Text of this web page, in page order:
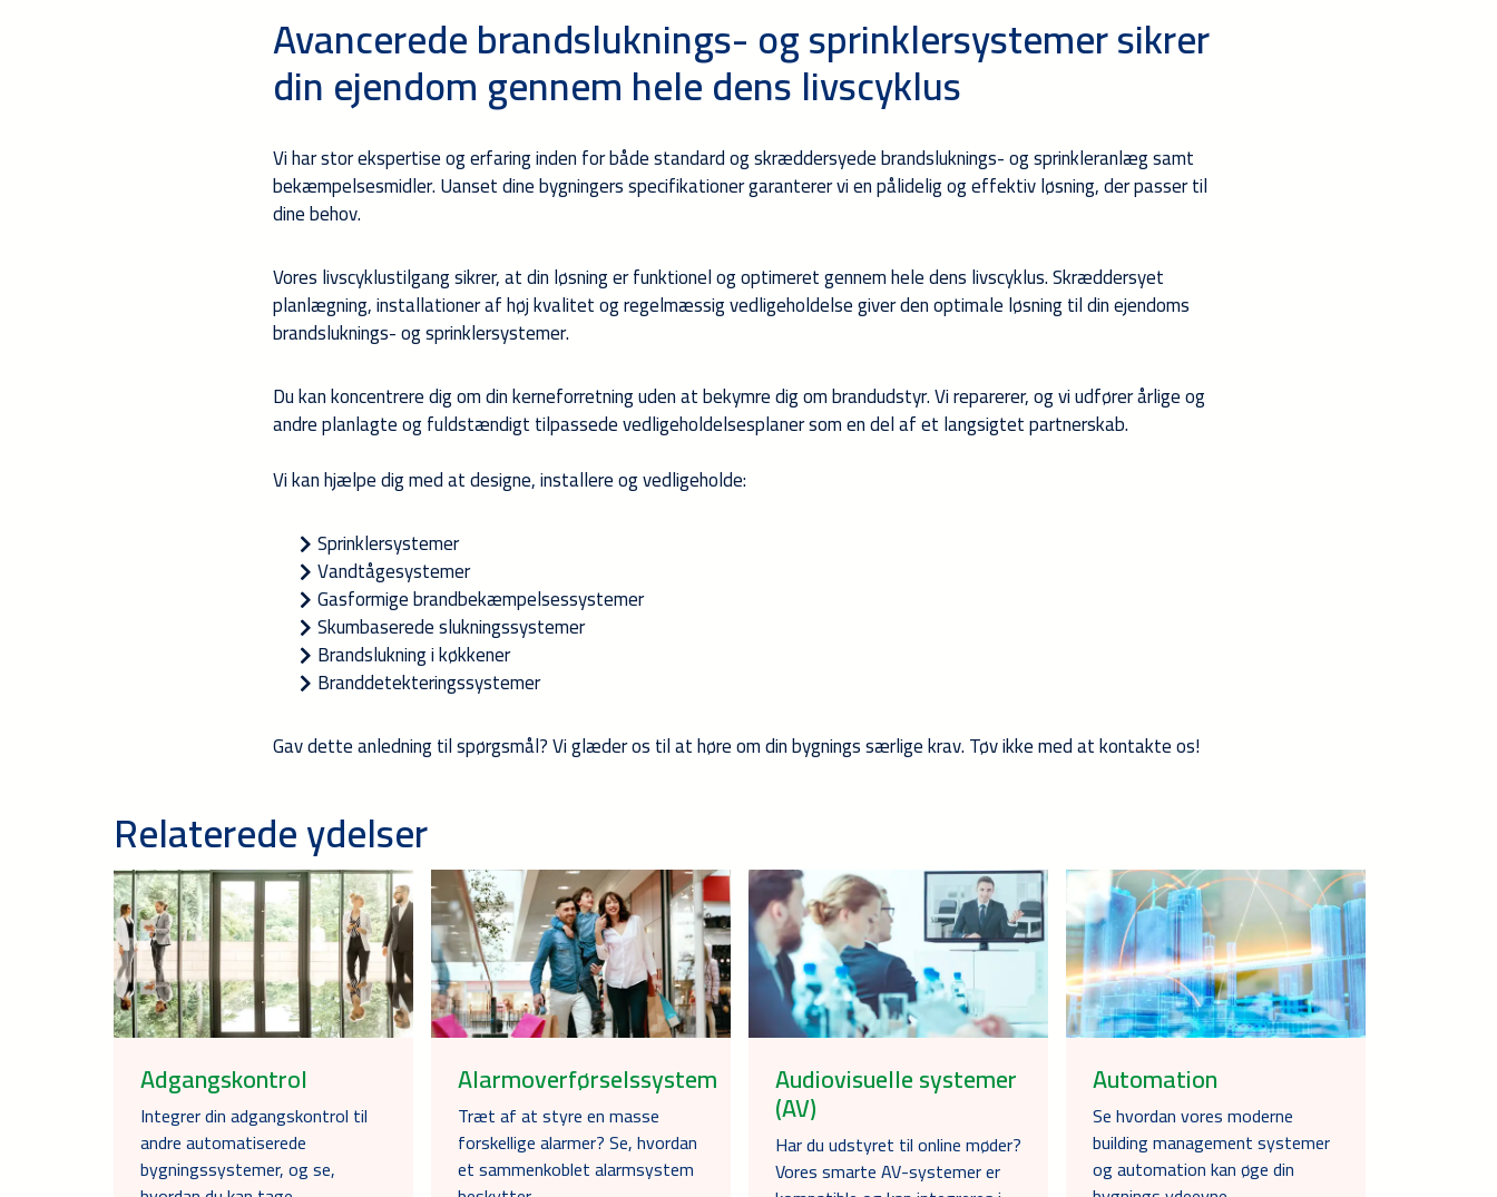
Avancerede brandsluknings- og sprinklersystemer sikrer
din ejendom gennem hele dens livscyklus
Vi har stor ekspertise og erfaring inden for både standard og skræddersyede brandsluknings- og sprinkleranlæg samt
bekæmpelsesmidler. Uanset dine bygningers specifikationer garanterer vi en pålidelig og effektiv løsning, der passer til
dine behov.
Vores livscyklustilgang sikrer, at din løsning er funktionel og optimeret gennem hele dens livscyklus. Skræddersyet
planlægning, installationer af høj kvalitet og regelmæssig vedligeholdelse giver den optimale løsning til din ejendoms
brandsluknings- og sprinklersystemer.
Du kan koncentrere dig om din kerneforretning uden at bekymre dig om brandudstyr. Vi reparerer, og vi udfører årlige og
andre planlagte og fuldstændigt tilpassede vedligeholdelsesplaner som en del af et langsigtet partnerskab.
Vi kan hjælpe dig med at designe, installere og vedligeholde:
Sprinklersystemer
Vandtågesystemer
Gasformige brandbekæmpelsessystemer
Skumbaserede slukningssystemer
Brandslukning i køkkener
Branddetekteringssystemer
Gav dette anledning til spørgsmål? Vi glæder os til at høre om din bygnings særlige krav. Tøv ikke med at kontakte os!
Relaterede ydelser
Adgangskontrol
Integrer din adgangskontrol til
andre automatiserede
bygningssystemer, og se,
Alarmoverførselssystem
Træt af at styre en masse
forskellige alarmer? Se, hvordan
et sammenkoblet alarmsystem
Audiovisuelle systemer
(AV)
Har du udstyret til online møder?
Vores smarte AV-systemer er
Automation
Se hvordan vores moderne
building management systemer
og automation kan øge din